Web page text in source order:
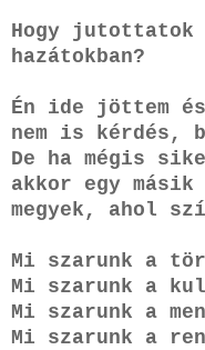
Hogy
hazátokban?
Én ide jöttem
nem is kérdés,
De ha mégis
akkor egy másik
megyek, ahol
Mi szarunk a
Mi szarunk a
Mi szarunk a
Mi szarunk a